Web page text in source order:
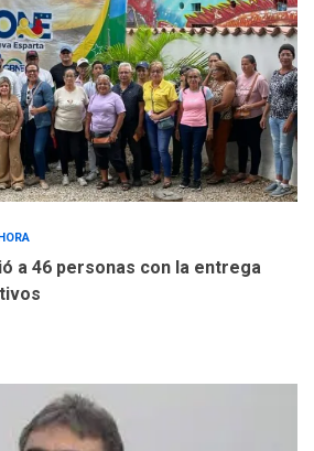
a 46 personas con la entrega